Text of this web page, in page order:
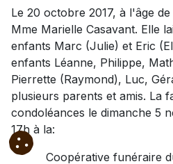
Le 20 octobre 2017, à l'âge
Mme Marielle Casavant. Elle
enfants Marc (Julie) et Eric
enfants Léanne, Philippe,
Pierrette (Raymond), Luc,
plusieurs parents et amis. La
condoléances le dimanche 5
17h à la:
Coopérative funéraire